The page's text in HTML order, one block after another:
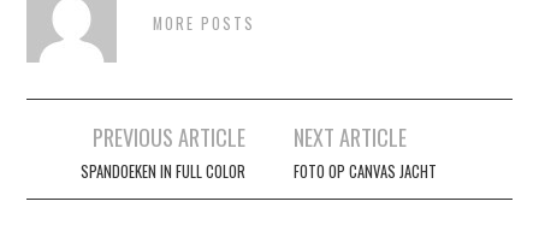
MORE POSTS
Berichtnavigatie
PREVIOUS ARTICLE
SPANDOEKEN IN FULL COLOR
NEXT ARTICLE
FOTO OP CANVAS JACHT